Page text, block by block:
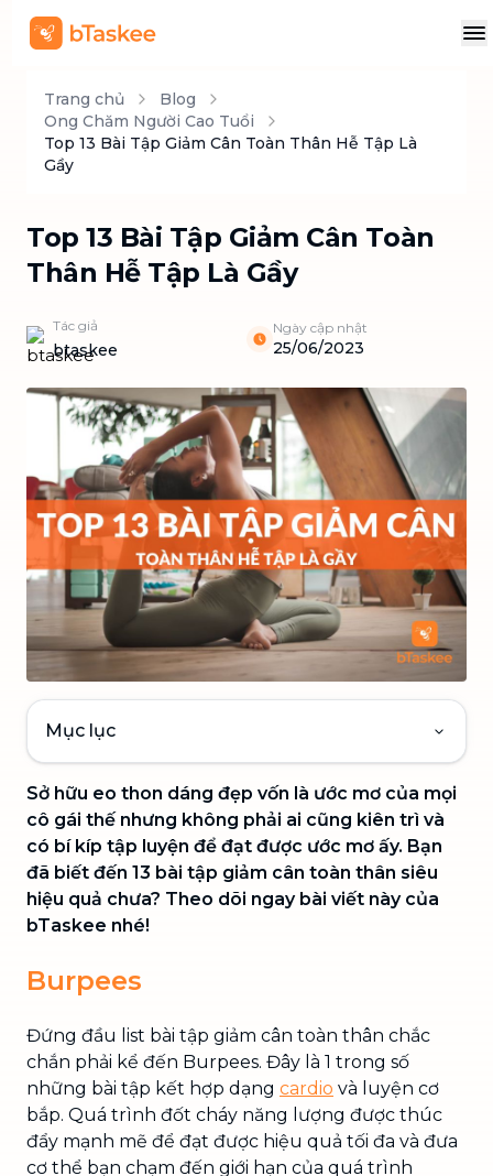
Trang chủ
Blog
Ong Chăm Người Cao Tuổi
Top 13 Bài Tập Giảm Cân Toàn Thân Hễ Tập Là
Gầy
Top 13 Bài Tập Giảm Cân Toàn
Thân Hễ Tập Là Gầy
Tác giả
btaskee
Ngày cập nhật
25/06/2023
Mục lục
Sở hữu eo thon dáng đẹp vốn là ước mơ của mọi
cô gái thế nhưng không phải ai cũng kiên trì và
có bí kíp tập luyện để đạt được ước mơ ấy. Bạn
đã biết đến 13 bài tập giảm cân toàn thân siêu
hiệu quả chưa? Theo dõi ngay bài viết này của
bTaskee nhé!
Burpees
Đứng đầu list bài tập giảm cân toàn thân chắc
chắn phải kể đến Burpees. Đây là 1 trong số
những bài tập kết hợp dạng cardio và luyện cơ
bắp. Quá trình đốt cháy năng lượng được thúc
đẩy mạnh mẽ để đạt được hiệu quả tối đa và đưa
cơ thể bạn chạm đến giới hạn của quá trình